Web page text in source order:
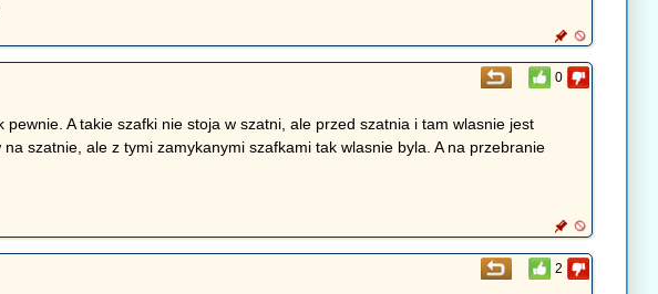
0
A takie szafki nie stoja w szatni, ale przed szatnia i tam wlasnie jest
szatnie, ale z tymi zamykanymi szafkami tak wlasnie byla. A na przebranie
2